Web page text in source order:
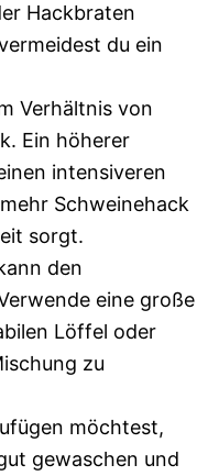
Hackbraten
du ein
Verhältnis von
Ein höherer
intensiveren
Schweinehack
sorgt.
den
eine große
Löffel oder
zu
möchtest,
gewaschen und